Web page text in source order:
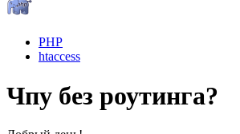
PHP
htaccess
Чпу без роутинга?